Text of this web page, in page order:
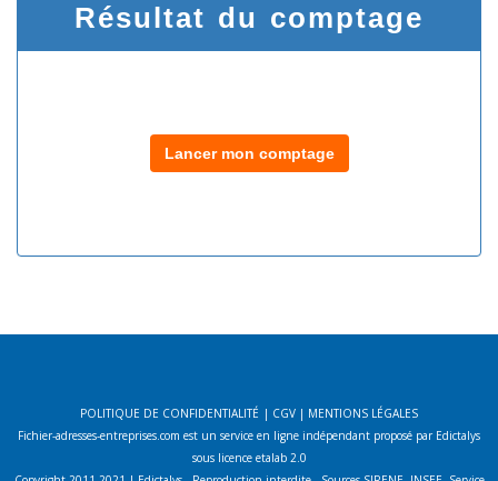
Résultat du comptage
Lancer mon comptage
POLITIQUE DE CONFIDENTIALITÉ | CGV | MENTIONS LÉGALES
Fichier-adresses-entreprises.com est un service en ligne indépendant proposé par Edictalys
sous licence etalab 2.0